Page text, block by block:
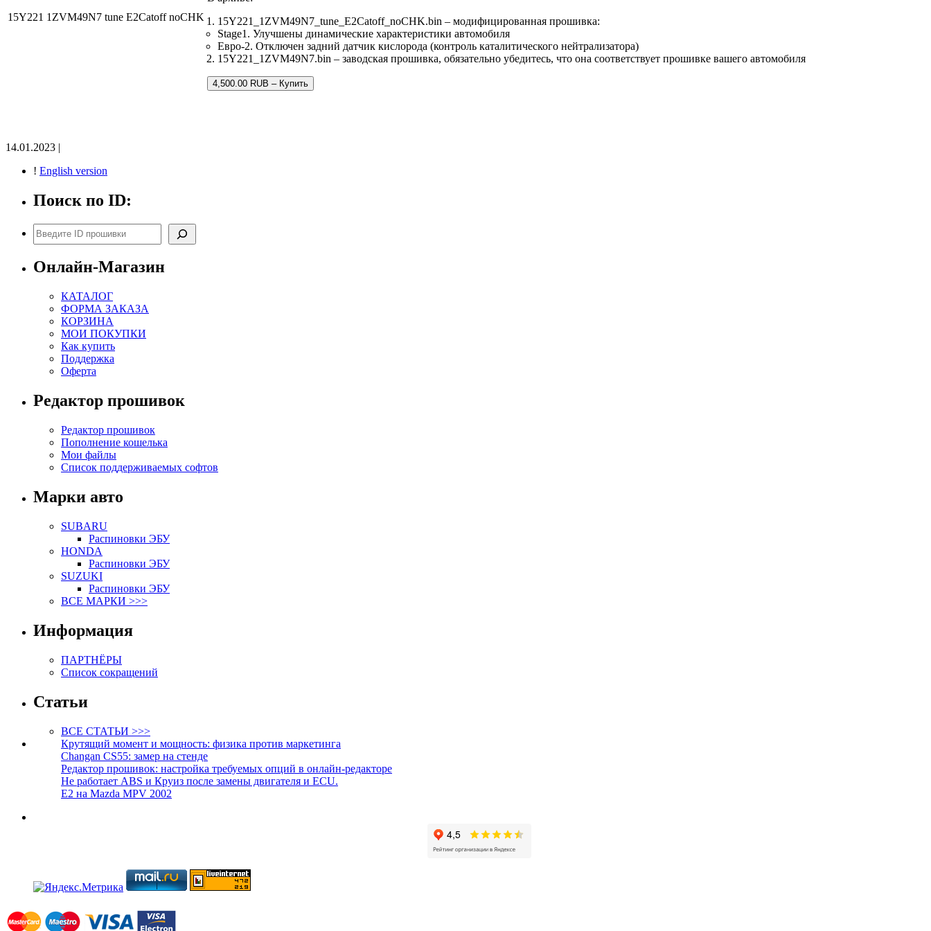
15Y221 1ZVM49N7 tune E2Catoff noCHK
15Y221_1ZVM49N7_tune_E2Catoff_noCHK.bin – модифицированная прошивка:
Stage1. Улучшены динамические характеристики автомобиля
Евро-2. Отключен задний датчик кислорода (контроль каталитического нейтрализатора)
15Y221_1ZVM49N7.bin – заводская прошивка, обязательно убедитесь, что она соответствует прошивке вашего автомобиля
4,500.00 RUB – Купить
14.01.2023 |
! English version
Поиск по ID:
Поиск
Онлайн-Магазин
КАТАЛОГ
ФОРМА ЗАКАЗА
КОРЗИНА
МОИ ПОКУПКИ
Как купить
Поддержка
Оферта
Редактор прошивок
Редактор прошивок
Пополнение кошелька
Мои файлы
Список поддерживаемых софтов
Марки авто
SUBARU
Распиновки ЭБУ
HONDA
Распиновки ЭБУ
SUZUKI
Распиновки ЭБУ
ВСЕ МАРКИ >>>
Информация
ПАРТНЁРЫ
Список сокращений
Статьи
ВСЕ СТАТЬИ >>>
Крутящий момент и мощность: физика против маркетинга
Changan CS55: замер на стенде
Редактор прошивок: настройка требуемых опций в онлайн-редакторе
Не работает ABS и Круиз после замены двигателя и ECU.
E2 на Mazda MPV 2002